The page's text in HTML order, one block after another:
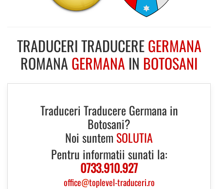
TRADUCERI TRADUCEREGERMANA
ROMANA GERMANA IN BOTOSANI
Traduceri Traducere Germana in
Botosani?
Noi suntem SOLUTIA
Pentru informatii sunati la:
0733.910.927
office@toplevel-traduceri.ro